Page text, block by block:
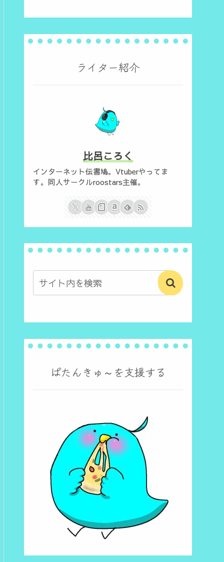
ライター紹介
比呂ころく
インターネット伝書鳩。Vtuberやってま
す。同人サークルroostars主催。
ばたんきゅ～を支援する